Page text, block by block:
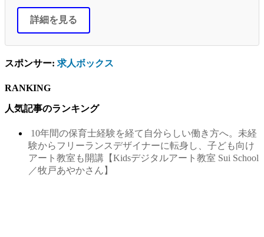
詳細を見る
スポンサー: 求人ボックス
RANKING
人気記事のランキング
10年間の保育士経験を経て自分らしい働き方へ。未経
験からフリーランスデザイナーに転身し、子ども向け
アート教室も開講【Kidsデジタルアート教室 Sui School
／牧戸あやかさん】